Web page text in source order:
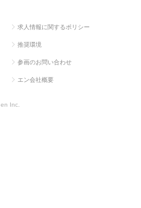
求人情報に関するポリシー
推奨環境
参画のお問い合わせ
エン会社概要
en Inc.